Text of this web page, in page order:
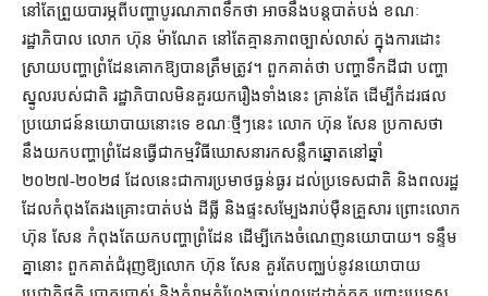
នៅតែ​ព្រួយបារម្ភ​ពី​បញ្ហា​បូរណភាព​ទឹក​ថា អាច​នឹង​បន្ត​បាត់បង់ ខណៈ​
រដ្ឋាភិបាល លោក ហ៊ុន ម៉ាណែត នៅតែ​គ្មាន​ភាព​ច្បាស់លាស់ ក្នុង​ការ​ដោះ
ស្រាយ​បញ្ហា​ព្រំដែន​គោក​ឱ្យ​បាន​ត្រឹមត្រូវ។ ពួកគាត់​ថា បញ្ហា​ទឹកដី​ជា បញ្ហា​
ស្នូល​របស់​ជាតិ រដ្ឋាភិបាល​មិន​គួរ​យក​រឿង​ទាំងនេះ គ្រាន់តែ ដើម្បី​កំដរ​ផល
ប្រយោជន៍​នយោបាយ​នោះ​ទេ ខណៈ​ថ្មីៗ​នេះ លោក ហ៊ុន សែន ប្រកាស​ថា
នឹង​យក​បញ្ហា​ព្រំដែន​ធ្វើជា​កម្មវិធី​ឃោសនា​រក​សន្លឹកឆ្នោត​នៅ​ឆ្នាំ​
២០២៧-២០២៨ ដែល​នេះ​ជា​ការ​ប្រមាថ​ធ្ងន់ធ្ងរ ដល់​ប្រទេសជាតិ និង​ពលរដ្ឋ​
ដែល​កំពុងតែ​រងគ្រោះ​បាត់បង់ ដីធ្លី និង​ផ្ទះសម្បែង​រាប់​ម៉ឺន​គ្រួសារ ព្រោះ​លោក
ហ៊ុន សែន កំពុងតែ​យក​បញ្ហា​ព្រំដែន ដើម្បី​កេង​ចំណេញ​នយោបាយ​។ ទន្ទឹម
គ្នា​នោះ ពួកគាត់​ជំរុញ​ឱ្យ​លោក ហ៊ុន សែន គួរតែ​បញ្ឈប់​នូវ​នយោបាយ​